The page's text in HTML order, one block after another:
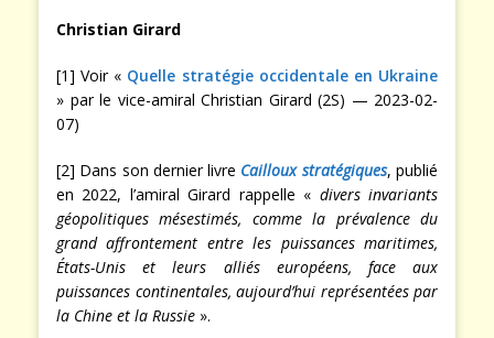
Christian Girard
[1] Voir « Quelle stratégie occidentale en Ukraine
» par le vice-amiral Christian Girard (2S) — 2023-02-
07)
[2] Dans son dernier livre Cailloux stratégiques, publié
en 2022, l’amiral Girard rappelle « divers invariants
géopolitiques mésestimés, commela prévalence du
grand affrontement entre les puissances maritimes,
États-Unis et leurs alliés européens, face aux
puissances continentales, aujourd’hui représentées par
la Chine et la Russie ».